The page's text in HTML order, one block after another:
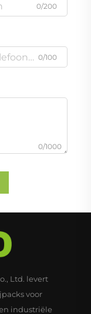
0/200
0/100
0/1000
Ltd. levert
voor
industriële